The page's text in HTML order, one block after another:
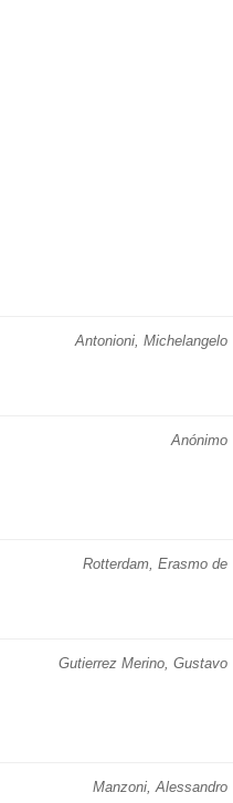
Antonioni, Michelangelo
Anónimo
Rotterdam, Erasmo de
Gutierrez Merino, Gustavo
Manzoni, Alessandro